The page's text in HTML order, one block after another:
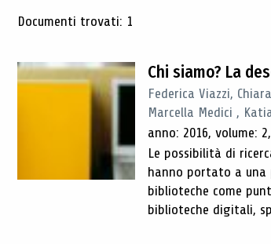
Risultati di ricerca
Documenti trovati: 1
Chi siamo? La
Federica Viazzi,
Marcella Medici ,
anno: 2016, volume:
Le possibilità di
hanno portato a una
biblioteche come
biblioteche digitali,